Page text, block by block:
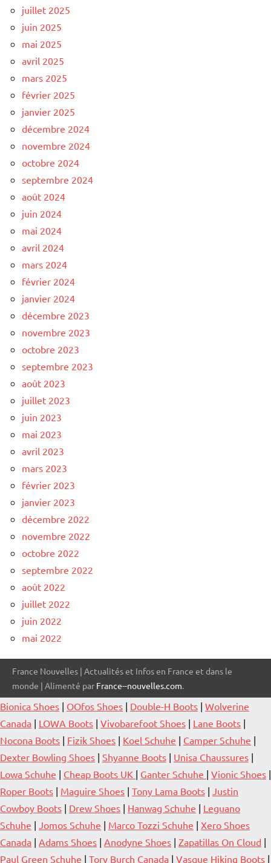
juillet 2025
juin 2025
mai 2025
avril 2025
mars 2025
février 2025
janvier 2025
décembre 2024
novembre 2024
octobre 2024
septembre 2024
août 2024
juin 2024
mai 2024
avril 2024
mars 2024
février 2024
janvier 2024
décembre 2023
novembre 2023
octobre 2023
septembre 2023
août 2023
juillet 2023
juin 2023
mai 2023
avril 2023
mars 2023
février 2023
janvier 2023
décembre 2022
novembre 2022
octobre 2022
septembre 2022
août 2022
juillet 2022
juin 2022
mai 2022
France Nouvelles | Actualités et Infos en France et dans le
monde | Alimenté par France--nouvelles.com.
Bionica Shoes | OOfos Shoes | Double-H Boots | Wolverine
Canada | LOWA Boots | Vivobarefoot Shoes | Lane Boots |
Nocona Boots | Fizik Shoes | Koel Schuhe | Camper Schuhe |
Dexter Bowling Shoes | Shyanne Boots | Unisa Chaussures |
Lowa Schuhe | Cheap Boots UK | Ganter Schuhe | Vionic Shoes |
Roper Boots | Maguire Shoes | Tony Lama Boots | Justin
Cowboy Boots | Drew Shoes | Hanwag Schuhe | Leguano
Schuhe | Jomos Schuhe | Marco Tozzi Schuhe | Xero Shoes
Canada | Adams Shoes | Anodyne Shoes | Zapatillas On Cloud |
Paul Green Schuhe | Tory Burch Canada | Vasque Hiking Boots |